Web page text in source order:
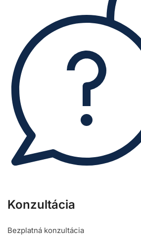
Konzultácia
Bezplatná konzultácia